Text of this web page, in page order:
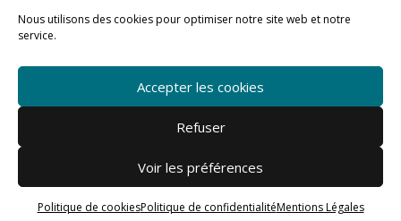
Nous utilisons des cookies pour optimiser notre site web et notre
service.
Accepter les cookies
Refuser
Voir les préférences
Politique de cookiesPolitique de confidentialitéMentions Légales
Mairie de Rieux © |mentions légales-
confidentialité-Cookies